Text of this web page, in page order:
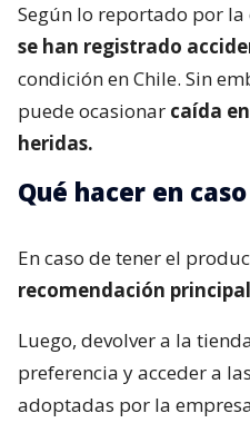
Según lo reportado por la
se han registrado
condición en Chile. Sin
puede ocasionar caída
heridas.
Qué hacer en
En caso de tener el
recomendación
Luego, devolver a la
preferencia y acceder a
adoptadas por la